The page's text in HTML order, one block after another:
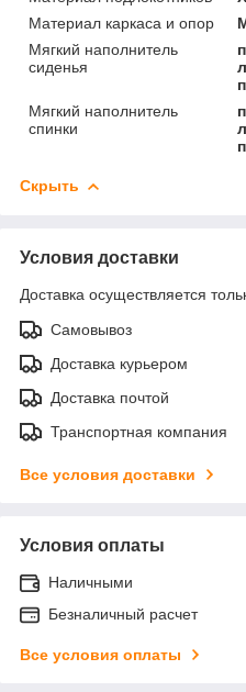
Материал каркаса и опор
Мягкий наполнитель
сиденья
Мягкий наполнитель
спинки
Скрыть
Условия доставки
Доставка осуществляется
Самовывоз
Доставка курьером
Доставка почтой
Транспортная компания
Все условия доставки
Условия оплаты
Наличными
Безналичный расчет
Все условия оплаты